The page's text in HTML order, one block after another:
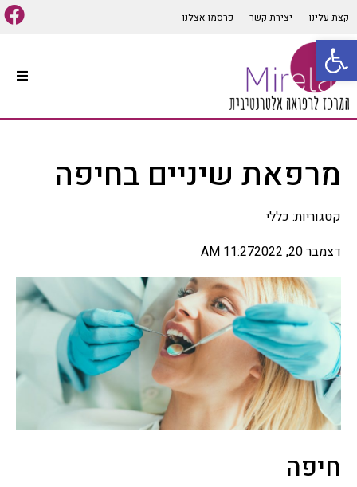
פתח סרגל נגישות
קצת עלינו יצירת קשר פרסמו אצלנו
קיים מגוון רב של סוגי טיפולים
אלטרנטיביים המתאימים למרבית
לכל אדם על מנת להפיק את
התועלת המרבית מהטיפול,
במאמר זה נפרט מספר סוגי
רפואה אלטרנטיביים הנפוצים
ומוכרים בתחום.
רפואה סינית
תרופות סבתא
מרפאת שיניים בחיפה
קטגוריות: כללי
דצמבר 20, 2022
11:27 AM
חיפה